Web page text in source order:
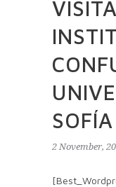
SOFÍA
2 November,